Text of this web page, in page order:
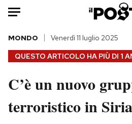
Auto
HOME
Italia
Politica
QUESTO ARTICOLO HA PIÙ DI 1
MONDO Venerdì 11 luglio 2025
C’è un nuovo
terroristico in Siria